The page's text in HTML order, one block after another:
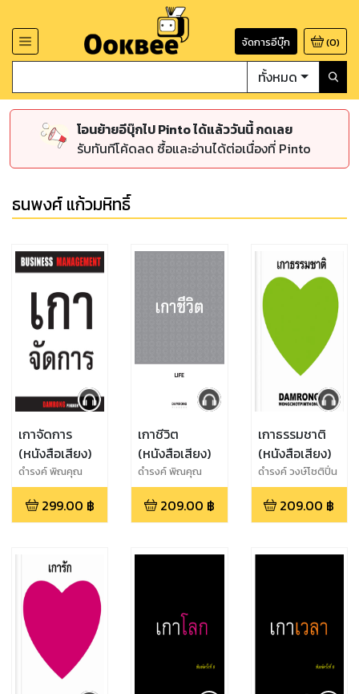
จัดการอีบุ๊ก (0)
ทั้งหมด
โอนย้ายอีบุ๊กไป Pinto ได้แล้ววันนี้ กดเลย
รับทันทีโค้ดลด ซื้อและอ่านได้ต่อเนื่องที่ Pinto
ธนพงศ์ แก้วมหิทธิ์
เกาจัดการ
(หนังสือเสียง)
ดำรงค์ พิณคุณ
299.00 ฿
เกาชีวิต
(หนังสือเสียง)
ดำรงค์ พิณคุณ
209.00 ฿
เกาธรรมชาติ
(หนังสือเสียง)
ดำรงค์ วงษ์โชติปิ่น
ทอง
209.00 ฿